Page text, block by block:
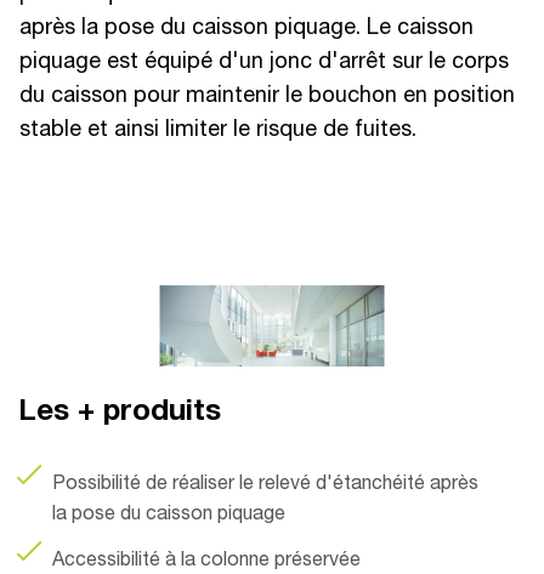
après la pose du caisson piquage. Le caisson
piquage est équipé d'un jonc d'arrêt sur le corps
du caisson pour maintenir le bouchon en position
stable et ainsi limiter le risque de fuites.
Les + produits
Possibilité de réaliser le relevé d'étanchéité après
la pose du caisson piquage
Accessibilité à la colonne préservée